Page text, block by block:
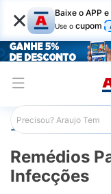
× Baixe o APP
Use o cupom
Araujo
Remédios
Infecções